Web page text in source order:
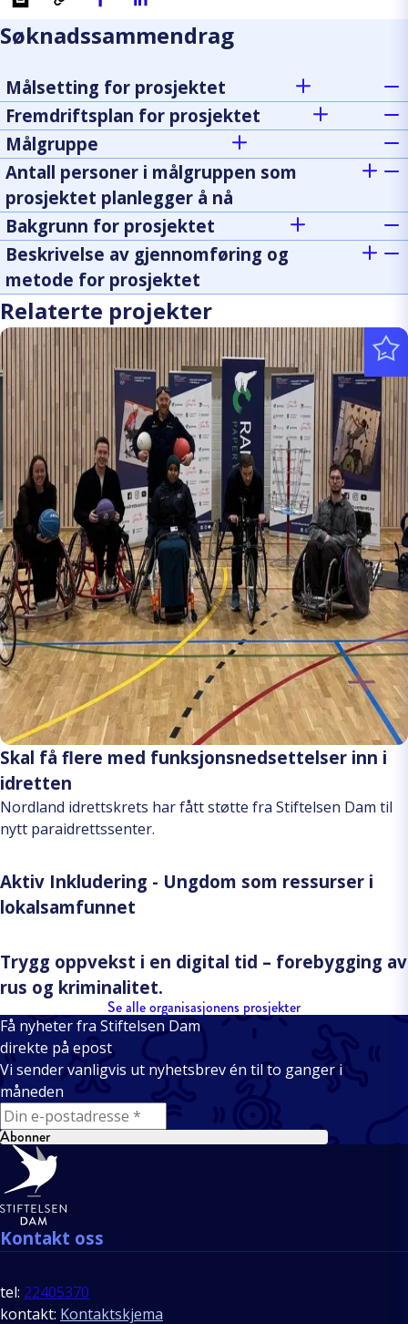
Søknadssammendrag
Målsetting for prosjektet
Fremdriftsplan for prosjektet
Målgruppe
Antall personer i målgruppen som
prosjektet planlegger å nå
Bakgrunn for prosjektet
Beskrivelse av gjennomføring og
metode for prosjektet
Relaterte projekter
Skal få flere med funksjonsnedsettelser inn i
idretten
Nordland idrettskrets har fått støtte fra Stiftelsen Dam til
nytt paraidrettssenter.
Aktiv Inkludering - Ungdom som ressurser i
lokalsamfunnet
Trygg oppvekst i en digital tid – forebygging av
rus og kriminalitet.
Se alle organisasjonens prosjekter
Få nyheter fra Stiftelsen Dam
direkte på epost
Vi sender vanligvis ut nyhetsbrev én til to ganger i
måneden
E-mail
Abonner
Bunntekst
Kontakt oss
tel: 22405370
kontakt: Kontaktskjema